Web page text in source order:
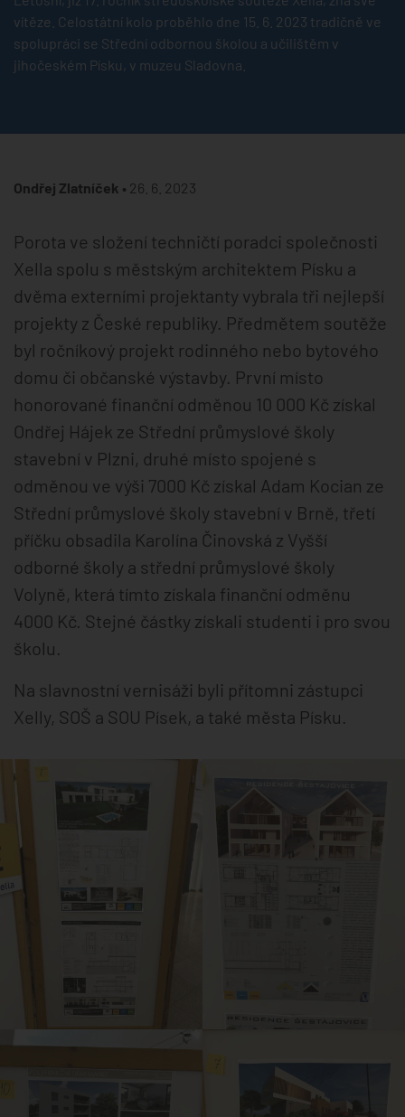
vítěze. Celostátní kolo proběhlo dne 15. 6. 2023 tradičně ve
spolupráci se Střední odbornou školou a učilištěm v
jihočeském Písku, v muzeu Sladovna.
Ondřej Zlatníček • 26. 6. 2023
Porota ve složení techničtí poradci společnosti
Xella spolu s městským architektem Písku a
dvěma externími projektanty vybrala tři nejlepší
projekty z České republiky. Předmětem soutěže
byl ročníkový projekt rodinného nebo bytového
domu či občanské výstavby. První místo
honorované finanční odměnou 10 000 Kč získal
Ondřej Hájek ze Střední průmyslové školy
stavební v Plzni, druhé místo spojené s
odměnou ve výši 7000 Kč získal Adam Kocian ze
Střední průmyslové školy stavební v Brně, třetí
příčku obsadila Karolína Činovská z Vyšší
odborné školy a střední průmyslové školy
Volyně, která tímto získala finanční odměnu
4000 Kč. Stejné částky získali studenti i pro svou
školu.
Na slavnostní vernisáži byli přítomni zástupci
Xelly, SOŠ a SOU Písek, a také města Písku.